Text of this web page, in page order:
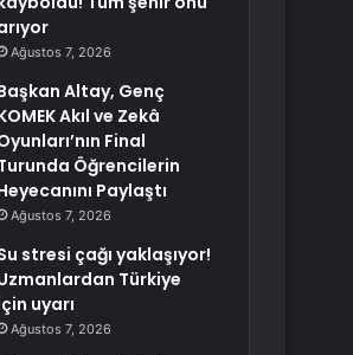
Ağustos 7, 2026
Altay, Genç
Akıl ve Zekâ
Final
Öğrencilerin
Paylaştı
Ağustos 7, 2026
stresi çağı yaklaşıyor!
Türkiye
uyarı
Ağustos 7, 2026